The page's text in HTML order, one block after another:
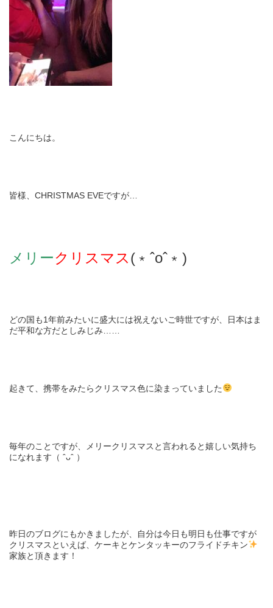
こんにちは。
皆様、CHRISTMAS EVEですが…
メリークリスマス(﹡ˆoˆ﹡)
どの国も1年前みたいに盛大には祝えないご時世ですが、日本はま
だ平和な方だとしみじみ……
起きて、携帯をみたらクリスマス色に染まっていました
毎年のことですが、メリークリスマスと言われると嬉しい気持ち
になれます（ ˆᴗˆ ）
昨日のブログにもかきましたが、自分は今日も明日も仕事ですが
クリスマスといえば、ケーキとケンタッキーのフライドチキン
家族と頂きます！